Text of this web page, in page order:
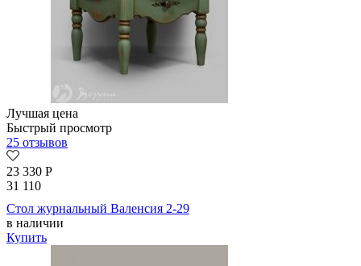
Лучшая цена
Быстрый просмотр
25 отзывов
23 330 Р
31 110
Стол журнальный Валенсия 2-29
в наличии
Купить